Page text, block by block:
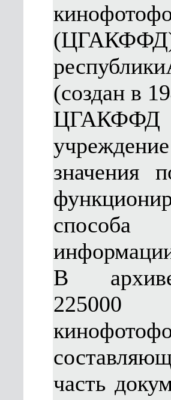
(создан в
значения
В
225000
часть